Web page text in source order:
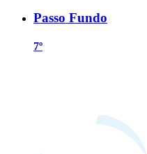
Passo Fundo
7º